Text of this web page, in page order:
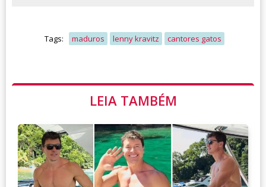
Tags: maduros lenny kravitz cantores gatos
LEIA TAMBÉM